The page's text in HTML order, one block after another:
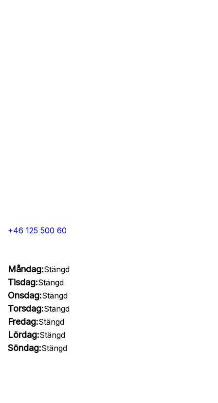
+46 125 500 60
Måndag:Stängd
Tisdag:Stängd
Onsdag:Stängd
Torsdag:Stängd
Fredag:Stängd
Lördag:Stängd
Söndag:Stängd